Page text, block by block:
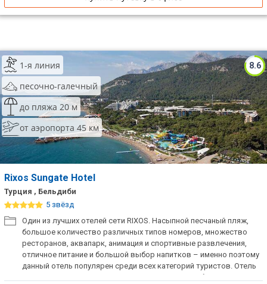
8.6
1-я линия
песочно-галечный
до пляжа 20 м
от аэропорта 45 км
Rixos Sungate Hotel
Турция , Бельдиби
5 звёзд
Один из лучших отелей сети RIXOS. Насыпной песчаный пляж,
большое количество различных типов номеров, множество
ресторанов, аквапарк, анимация и спортивные развлечения,
отличное питание и большой выбор напитков – именно поэтому
данный отель популярен среди всех категорий туристов. Отель
не принимает SGL, DBL, TRP размещение мужчин без дам!